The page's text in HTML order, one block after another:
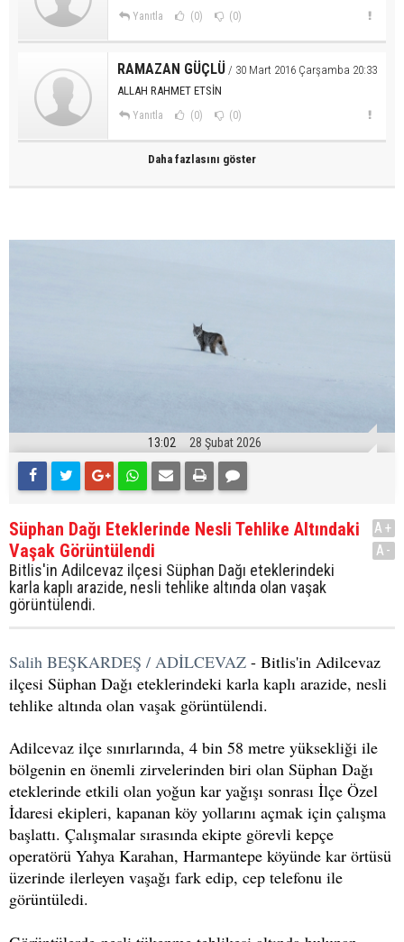
Yanıtla (0) (0)
RAMAZAN GÜÇLÜ / 30 Mart 2016 Çarşamba 20:33
ALLAH RAHMET ETSİN
Yanıtla (0) (0)
Daha fazlasını göster
13:02 28 Şubat 2026
Süphan Dağı Eteklerinde Nesli Tehlike Altındaki
Vaşak Görüntülendi
Bitlis'in Adilcevaz ilçesi Süphan Dağı eteklerindeki
karla kaplı arazide, nesli tehlike altında olan vaşak
görüntülendi.
A+
A-
Salih BEŞKARDEŞ / ADİLCEVAZ - Bitlis'in Adilcevaz
ilçesi Süphan Dağı eteklerindeki karla kaplı arazide, nesli
tehlike altında olan vaşak görüntülendi.
Adilcevaz ilçe sınırlarında, 4 bin 58 metre yüksekliği ile
bölgenin en önemli zirvelerinden biri olan Süphan Dağı
eteklerinde etkili olan yoğun kar yağışı sonrası İlçe Özel
İdaresi ekipleri, kapanan köy yollarını açmak için çalışma
başlattı. Çalışmalar sırasında ekipte görevli kepçe
operatörü Yahya Karahan, Harmantepe köyünde kar örtüsü
üzerinde ilerleyen vaşağı fark edip, cep telefonu ile
görüntüledi.